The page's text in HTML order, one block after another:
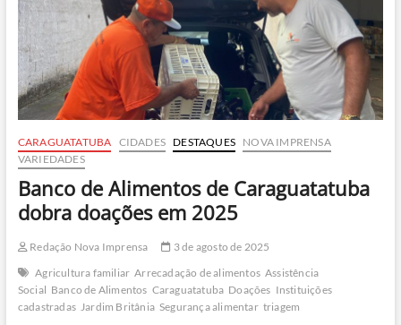
mulheres
CARAGUATATUBA CIDADES DESTAQUES
NOVA IMPRENSA
VARIEDADES
Banco de Alimentos de Caraguatatuba
dobra doações em 2025
Redação Nova Imprensa
3 de agosto de 2025
Agricultura familiar Arrecadação de alimentos Assistência
Social Banco de Alimentos Caraguatatuba Doações Instituições
cadastradas Jardim Britânia Segurança alimentar triagem